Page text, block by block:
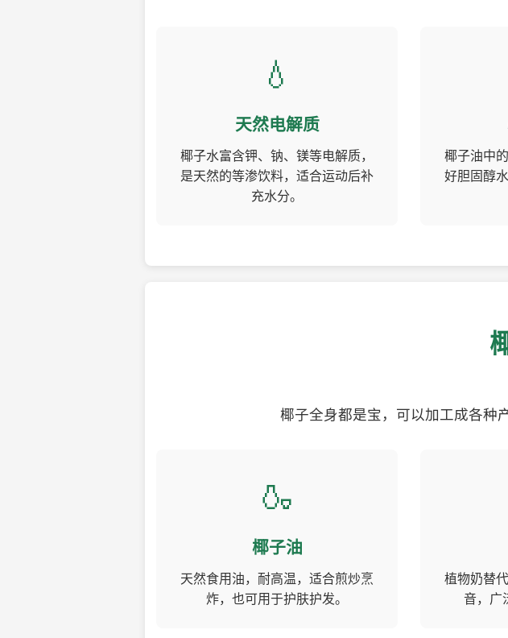
💧
天然电解质
椰子水富含钾、钠、镁等电解质，
是天然的等渗饮料，适合运动后补
充水分。
椰子油中
好胆固醇
椰子全身都是宝，可以加工成各种
🍶
椰子油
天然食用油，耐高温，适合煎炒烹
炸，也可用于护肤护发。
植物奶替
音，广